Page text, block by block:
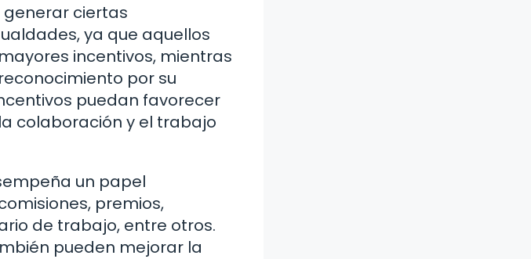
ciertas
ya que aquellos
incentivos, mientras
por su
puedan favorecer
colaboración y el trabajo
un papel
premios,
de trabajo, entre otros.
pueden mejorar la